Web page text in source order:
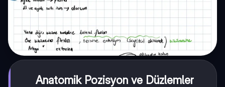
Anatomik Pozisyon ve Düzlemler